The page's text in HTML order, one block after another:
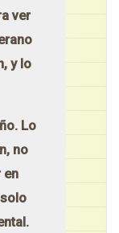
ver
y lo
Lo
no
en